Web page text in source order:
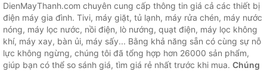
DienMayThanh.com chuyên cung cấp thông tin giá cả các thiết bị
điện máy gia đình. Tivi, máy giặt, tủ lạnh, máy rửa chén, máy nước
nóng, máy lọc nước, nồi điện, lò nướng, quạt điện, máy lọc không
khí, máy xay, bàn ủi, máy sấy... Bằng khả năng sẵn có cùng sự nỗ
lực không ngừng, chúng tôi đã tổng hợp hơn 26000 sản phẩm,
giúp bạn có thể so sánh giá, tìm giá rẻ nhất trước khi mua. Chúng